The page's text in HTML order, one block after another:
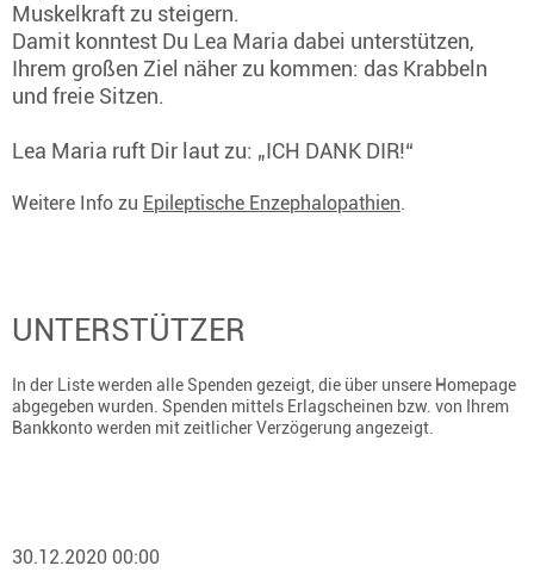
Muskelkraft zu steigern.
Damit konntest Du Lea Maria dabei unterstützen,
Ihrem großen Ziel näher zu kommen: das Krabbeln
und freie Sitzen.
Lea Maria ruft Dir laut zu: „ICH DANK DIR!“
Weitere Info zu Epileptische Enzephalopathien.
UNTERSTÜTZER
In der Liste werden alle Spenden gezeigt, die über unsere Homepage
abgegeben wurden. Spenden mittels Erlagscheinen bzw. von Ihrem
Bankkonto werden mit zeitlicher Verzögerung angezeigt.
30.12.2020 00:00